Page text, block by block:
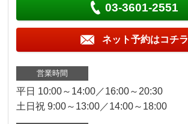
03-3601-2551
ネット予約はコチラ
営業時間
平日 10:00～14:00／16:00～20:30
土日祝 9:00～13:00／14:00～18:00